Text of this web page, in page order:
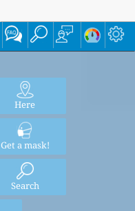
Here
Get a mask!
Search